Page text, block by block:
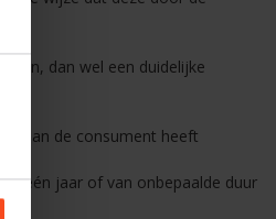
dan wel een duidelijke
al aan de consument heeft
één jaar of van onbepaalde duur